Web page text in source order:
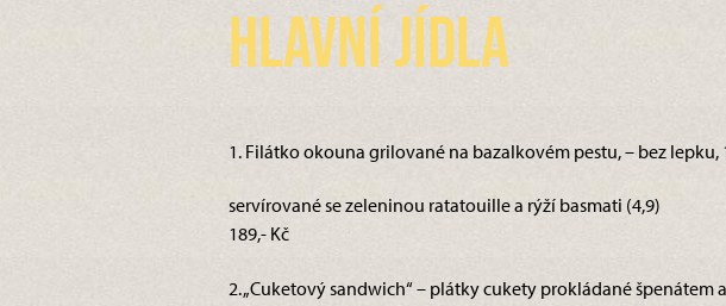
Hlavní jídla
1. Filátko okouna grilované na bazalkovém pestu, – bez lepku,
servírované se zeleninou ratatouille a rýží basmati (4,9)
189,- Kč
2. „Cuketový sandwich“ – plátky cukety prokládané špenátem